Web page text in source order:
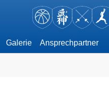
Galerie
Ansprechpartner